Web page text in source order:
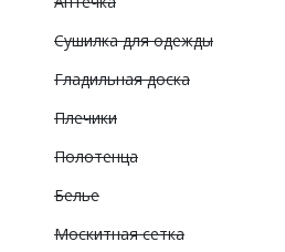
Сушилка для одежды
Гладильная доска
Плечики
Полотенца
Белье
Москитная сетка